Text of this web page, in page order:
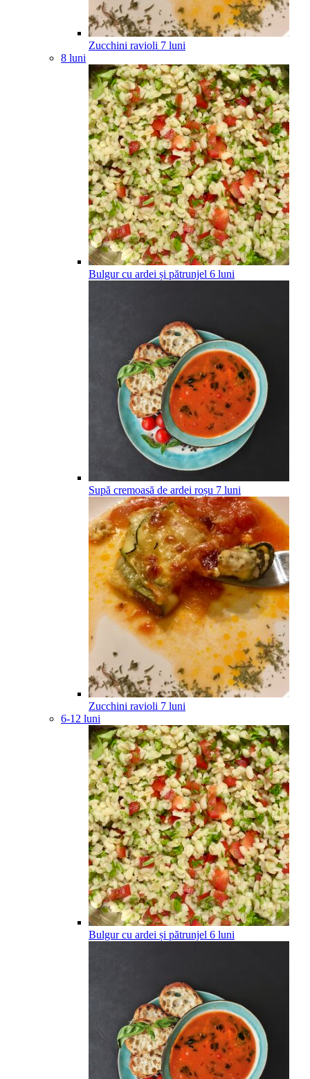
Zucchini ravioli 7 luni
8 luni
Bulgur cu ardei și pătrunjel 6 luni
Supă cremoasă de ardei roșu 7 luni
Zucchini ravioli 7 luni
6-12 luni
Bulgur cu ardei și pătrunjel 6 luni